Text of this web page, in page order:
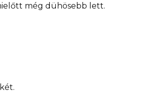
még dühösebb lett.